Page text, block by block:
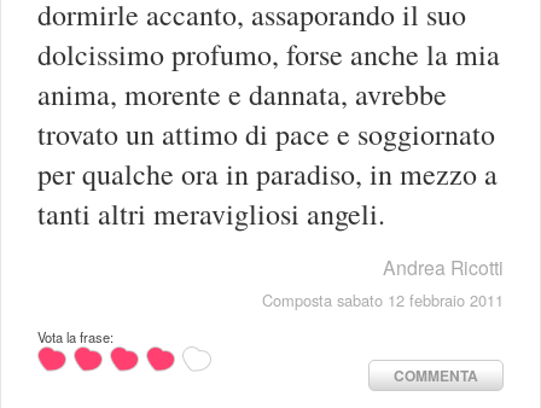
dormirle accanto, assaporando il suo
dolcissimo profumo, forse anche la mia
anima, morente e dannata, avrebbe
trovato un attimo di pace e soggiornato
per qualche ora in paradiso, in mezzo a
tanti altri meravigliosi angeli.
Andrea Ricotti
Composta sabato 12 febbraio 2011
Vota la frase:
COMMENTA